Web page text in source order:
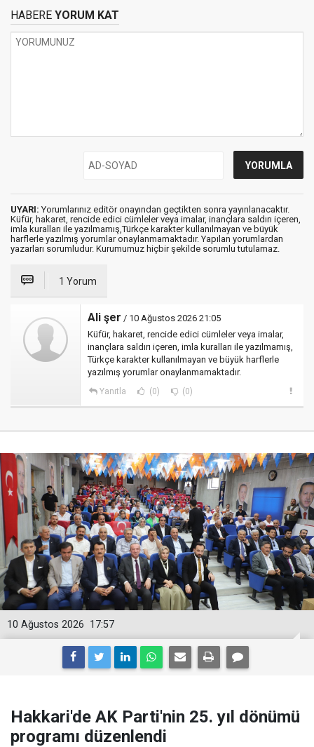
HABERE YORUM KAT
UYARI: Yorumlarınız editör onayından geçtikten sonra yayınlanacaktır.
Küfür, hakaret, rencide edici cümleler veya imalar, inançlara saldırı içeren,
imla kuralları ile yazılmamış,Türkçe karakter kullanılmayan ve büyük
harflerle yazılmış yorumlar onaylanmamaktadır. Yapılan yorumlardan
yazarları sorumludur. Kurumumuz hiçbir şekilde sorumlu tutulamaz.
1 Yorum
Ali şer / 10 Ağustos 2026 21:05
Küfür, hakaret, rencide edici cümleler veya imalar,
inançlara saldırı içeren, imla kuralları ile yazılmamış,
Türkçe karakter kullanılmayan ve büyük harflerle
yazılmış yorumlar onaylanmamaktadır.
Yanıtla (0) (0)
17:57
10 Ağustos 2026
Hakkari'de AK Parti'nin 25. yıl dönümü
programı düzenlendi